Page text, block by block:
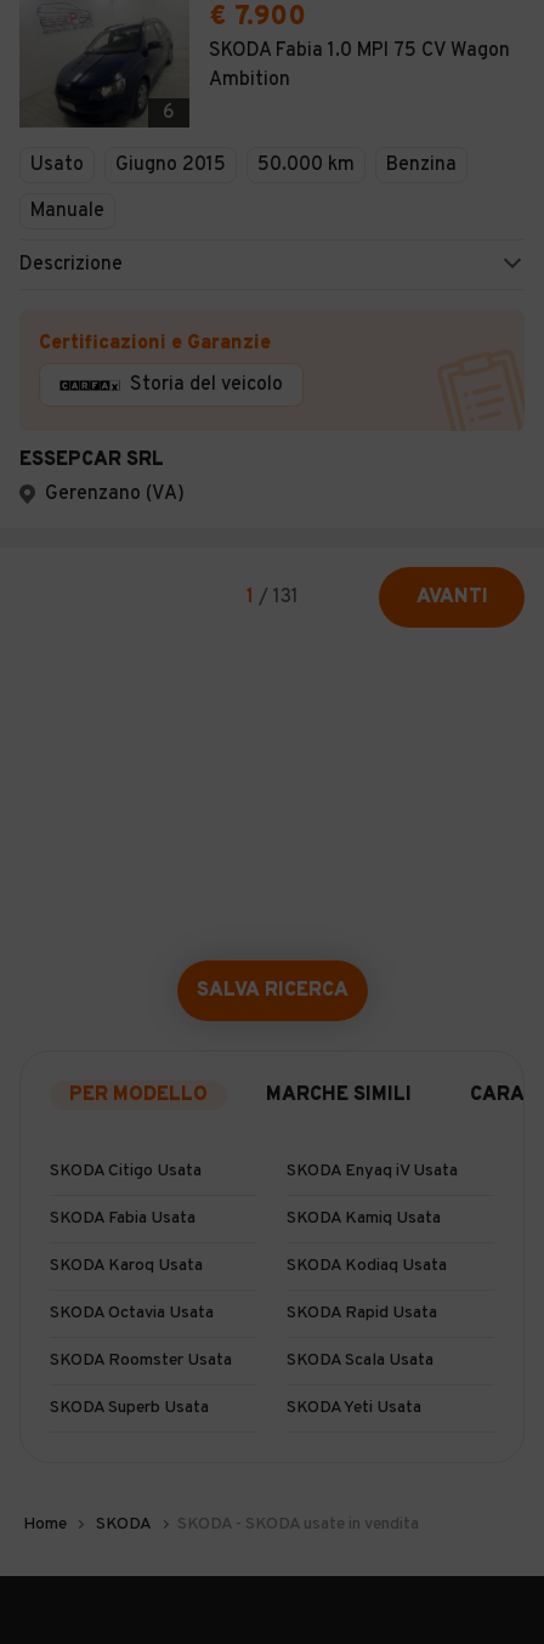
6
€ 7.900
SKODA Fabia 1.0 MPI 75 CV Wagon
Ambition
Usato Giugno 2015 50.000 km
Benzina
Manuale
Descrizione
Certificazioni e Garanzie
Storia del veicolo
ESSEPCAR SRL
Gerenzano (VA)
1 / 131 AVANTI
SALVA RICERCA
PER MODELLO MARCHE SIMILI
SKODA Citigo Usata SKODA Enyaq iV Usata
SKODA Fabia Usata SKODA Kamiq Usata
SKODA Karoq Usata SKODA Kodiaq Usata
SKODA Octavia Usata SKODA Rapid Usata
SKODA Roomster Usata SKODA Scala Usata
SKODA Superb Usata SKODA Yeti Usata
Home SKODA SKODA - SKODA usate in vendita